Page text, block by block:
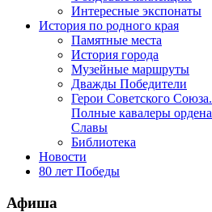
Интересные экспонаты
История по родного края
Памятные места
История города
Музейные маршруты
Дважды Победители
Герои Советского Союза.
Полные кавалеры ордена
Славы
Библиотека
Новости
80 лет Победы
Афиша